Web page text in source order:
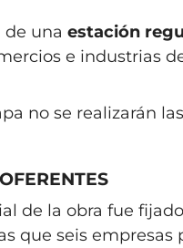
de unaestación
e industrias
no se realizarán
de la obra fue
que seis